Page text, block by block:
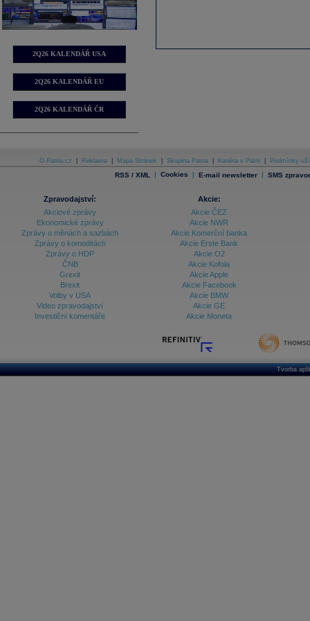
2Q26 KALENDÁŘ USA
2Q26 KALENDÁŘ EU
2Q26 KALENDÁŘ ČR
O Patria.cz Reklama Mapa Stránek Skupina Patria Kariéra v Patrii Podmínky
RSS / XML | Cookies | E-mail newsletter | SMS
Zpravodajství:
Akciové zprávy
Ekonomické zprávy
Zprávy o měnách a sazbách
Zprávy o komoditách
Zprávy o HDP
ČNB
Grexit
Brexit
Volby v USA
Video zpravodajství
Investiční komentáře
Akcie:
Akcie ČEZ
Akcie NWR
Akcie Komerční banka
Akcie Erste Bank
Akcie O2
Akcie Kofola
Akcie Apple
Akcie Facebook
Akcie BMW
Akcie GE
Akcie Moneta
Tvorba